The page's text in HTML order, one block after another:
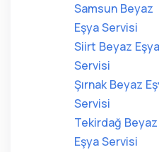
Samsun Beyaz
Eşya Servisi
Siirt Beyaz Eşya
Servisi
Şırnak Beyaz
Servisi
Tekirdağ Beyaz
Eşya Servisi